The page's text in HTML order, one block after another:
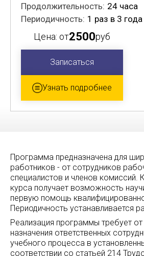
Продолжительность: 24 часа
Периодичность: 1 раз в 3 года
Цена: от2500руб
Записаться
Узнать подробнее
Программа предназначена для
работников - от сотрудников
специалистов и членов комиссий.
курса получает возможность
первую помощь
Периодичность устанавливается
Реализация программы требует
назначения ответственных
учебного процесса в
соответствии со статьей 214